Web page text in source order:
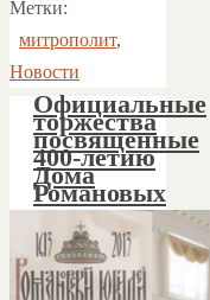
Метки:
митрополит,
Новости
Oфициальные
торжества
посвященные
400-летию
Дома
Романовых